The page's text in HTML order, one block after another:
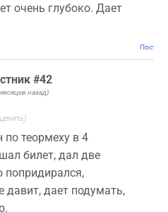
очень глубоко. Дает
#42
назад)
теормеху в 4
билет, дал две
попридирался,
давит, дает подумать,